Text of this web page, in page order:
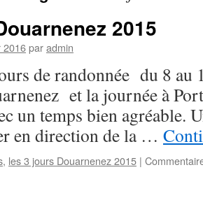
2015
2016paradmin
de randonnée du 8 au
et la journée à
un temps bien agréable.
en direction de la …
, les 3 jours Douarnenez 2015 |